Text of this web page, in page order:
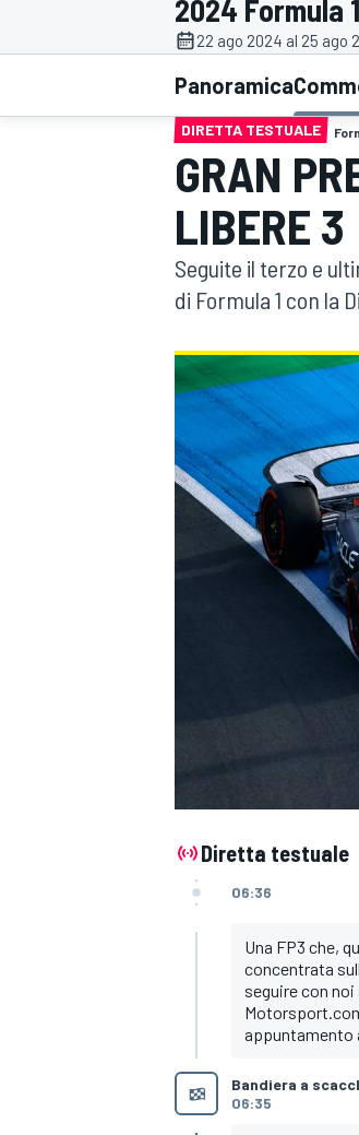
MOTOGP
WRC
MONOPOSTO
2024 Formula
22 ago 2024 al 25 ago
Panoramica
DIRETTA TESTUALE
GRAN
LIBERE 3
Seguite il terzo e
di Formula 1 con la
Diretta testuale
06:36
Una FP3 che,
concentrata
seguire con
appuntamento
Bandiera a
06:35